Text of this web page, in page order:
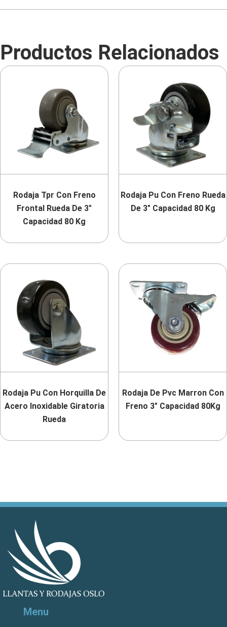
Productos Relacionados
Rodaja Tpr Con Freno
Frontal Rueda De 3″
Capacidad 80 Kg
Rodaja Pu Con Freno Rueda
De 3″ Capacidad 80 Kg
Rodaja Pu Con Horquilla De
Acero Inoxidable Giratoria
Rueda
Rodaja De Pvc Marron Con
Freno 3″ Capacidad 80Kg
Menu